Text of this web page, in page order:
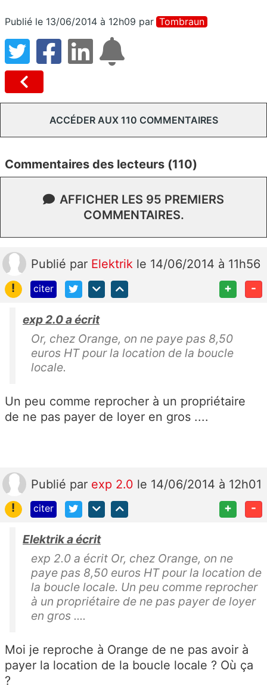
Publié le 13/06/2014 à 12h09 par Tombraun
ACCÉDER AUX 110 COMMENTAIRES
Commentaires des lecteurs (110)
AFFICHER LES 95 PREMIERS
COMMENTAIRES.
Publié par Elektrik le 14/06/2014 à 11h56
!
citer + -
exp 2.0 a écrit
Or, chez Orange, on ne paye pas 8,50
euros HT pour la location de la boucle
locale.
Un peu comme reprocher à un propriétaire
de ne pas payer de loyer en gros ....
Publié par exp 2.0 le 14/06/2014 à 12h01
!
citer + -
Elektrik a écrit
exp 2.0 a écrit Or, chez Orange, on ne
paye pas 8,50 euros HT pour la location de
la boucle locale. Un peu comme reprocher
à un propriétaire de ne pas payer de loyer
en gros ....
Moi je reproche à Orange de ne pas avoir à
payer la location de la boucle locale ? Où ça
?